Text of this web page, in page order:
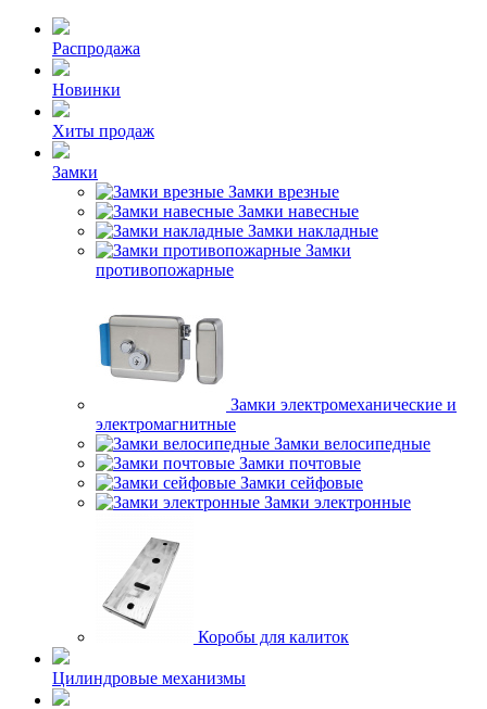
Распродажа
Новинки
Хиты продаж
Замки
Замки врезные
Замки навесные
Замки накладные
Замки
противопожарные
Замки электромеханические и
электромагнитные
Замки велосипедные
Замки почтовые
Замки сейфовые
Замки электронные
Коробы для калиток
Цилиндровые механизмы